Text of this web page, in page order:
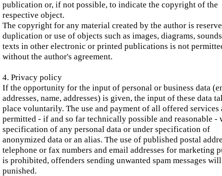
publication or, if not possible, to indicate the copyright of the
respective object.
The copyright for any material created by the author is
duplication or use of objects such as images, diagrams,
texts in other electronic or printed publications is not
without the author's agreement.
4. Privacy policy
If the opportunity for the input of personal or business data
addresses, name, addresses) is given, the input of these data
place voluntarily. The use and payment of all offered services
permitted - if and so far technically possible and reasonable -
specification of any personal data or under specification of
anonymized data or an alias. The use of published postal
telephone or fax numbers and email addresses for marketing
is prohibited, offenders sending unwanted spam messages
punished.